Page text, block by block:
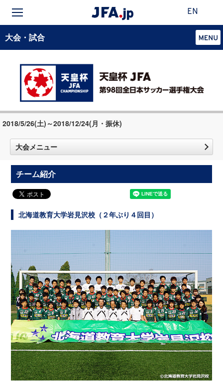
EN
大会・試合
2018/5/26(土)～2018/12/24(月・振休)
大会メニュー
チーム紹介
北海道教育大学岩見沢校（２年ぶり４回目）